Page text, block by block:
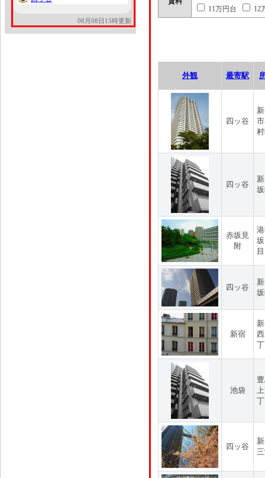
08月08日15時更新
11万円台
12
外観 最寄駅
四ッ谷
四ッ谷
赤坂見
附
目
四ッ谷
新宿
池袋
四ッ谷